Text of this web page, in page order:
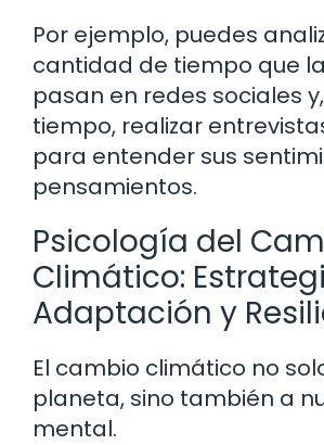
Por ejemplo, puedes
cantidad de tiempo que
pasan en redes sociales
tiempo, realizar
para entender sus
pensamientos.
Psicología del
Climático:
Adaptación y
El cambio climático no
planeta, sino también a
mental.